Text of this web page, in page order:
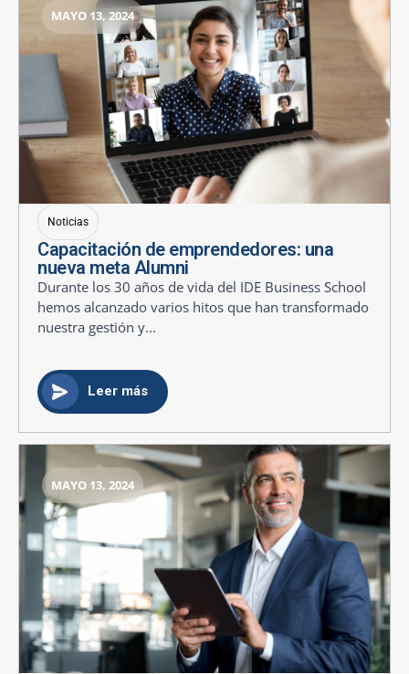
MAYO 13, 2024
Noticias
Capacitación de emprendedores: una
nueva meta Alumni
Durante los 30 años de vida del IDE Business School
hemos alcanzado varios hitos que han transformado
nuestra gestión y...
Leer más
MAYO 13, 2024